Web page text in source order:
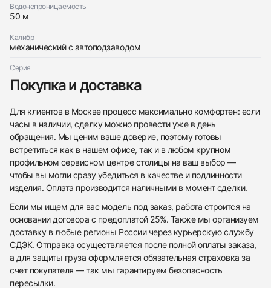
Водонепроницаемость
50 м
Калибр
механический с автоподзаводом
Серия
Покупка и доставка
Для клиентов в Москве процесс максимально комфортен: если
часы в наличии, сделку можно провести уже в день
обращения. Мы ценим ваше доверие, поэтому готовы
встретиться как в нашем офисе, так и в любом крупном
профильном сервисном центре столицы на ваш выбор —
чтобы вы могли сразу убедиться в качестве и подлинности
изделия. Оплата производится наличными в момент сделки.
Если мы ищем для вас модель под заказ, работа строится на
основании договора с предоплатой 25%. Также мы организуем
доставку в любые регионы России через курьерскую службу
СДЭК. Отправка осуществляется после полной оплаты заказа,
а для защиты груза оформляется обязательная страховка за
счет покупателя — так мы гарантируем безопасность
пересылки.